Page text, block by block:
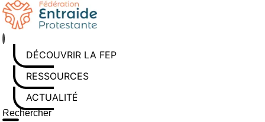
Aller au contenu
DÉCOUVRIR LA FEP
RESSOURCES
ACTUALITÉS
Rechercher sur le site
Saisissez au moins 3 caractères pour lancer la recherche